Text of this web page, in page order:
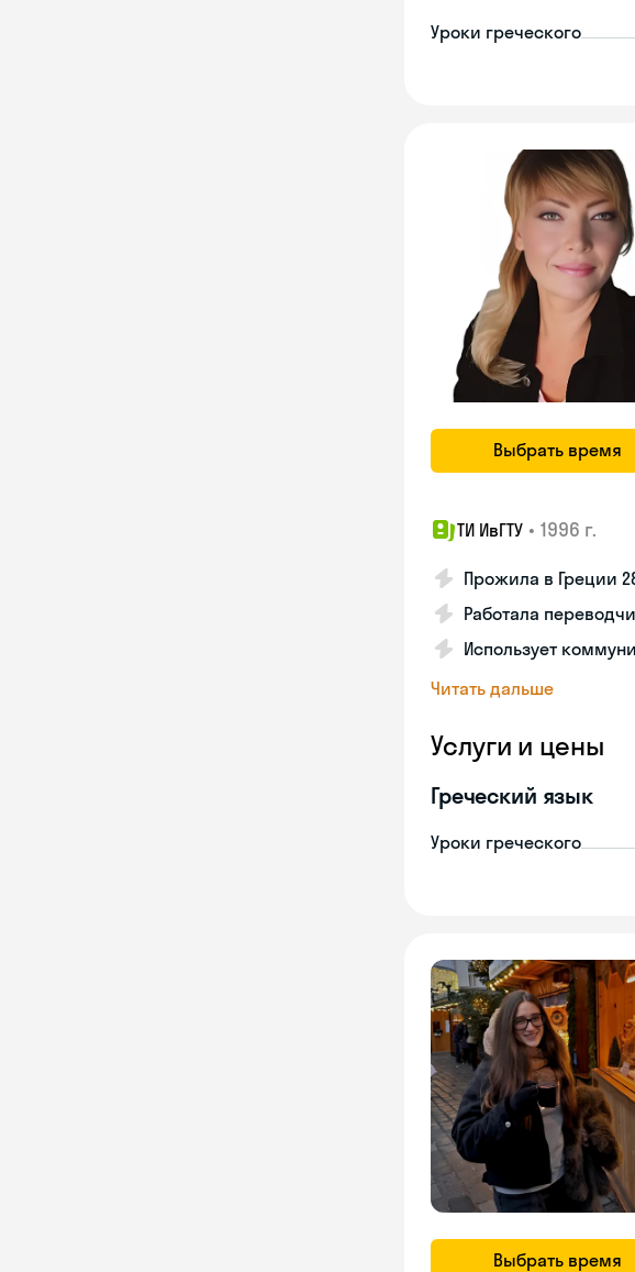
Уроки греческого
Выбрать время
ТИ ИвГТУ • 1996 г.
Прожила в Греции
Работала
Использует
Читать дальше
Услуги и цены
Греческий язык
Уроки греческого
Выбрать время